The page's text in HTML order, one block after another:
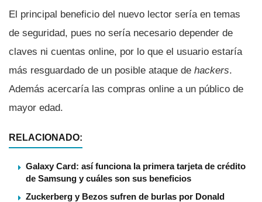
El principal beneficio del nuevo lector serí­a en temas
de seguridad, pues no serí­a necesario depender de
claves ni cuentas online, por lo que el usuario estarí­a
más resguardado de un posible ataque de hackers.
Además acercarí­a las compras online a un público de
mayor edad.
RELACIONADO:
Galaxy Card: así funciona la primera tarjeta de crédito
de Samsung y cuáles son sus beneficios
Zuckerberg y Bezos sufren de burlas por Donald